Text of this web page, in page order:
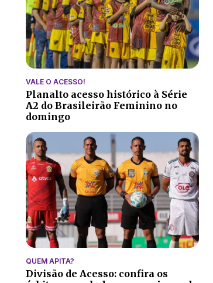
VALE O ACESSO!
Planalto acesso histórico à Série
A2 do Brasileirão Feminino no
domingo
QUEM APITA?
Divisão de Acesso: confira os